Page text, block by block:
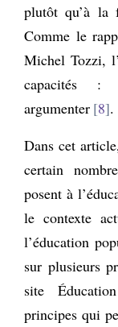
plutôt qu’à la
Comme le
Michel Tozzi,
capacités :
argumenter 8 .
Dans cet
certain
posent à
le contexte
l’éducation
sur plusieurs
site
principes qui